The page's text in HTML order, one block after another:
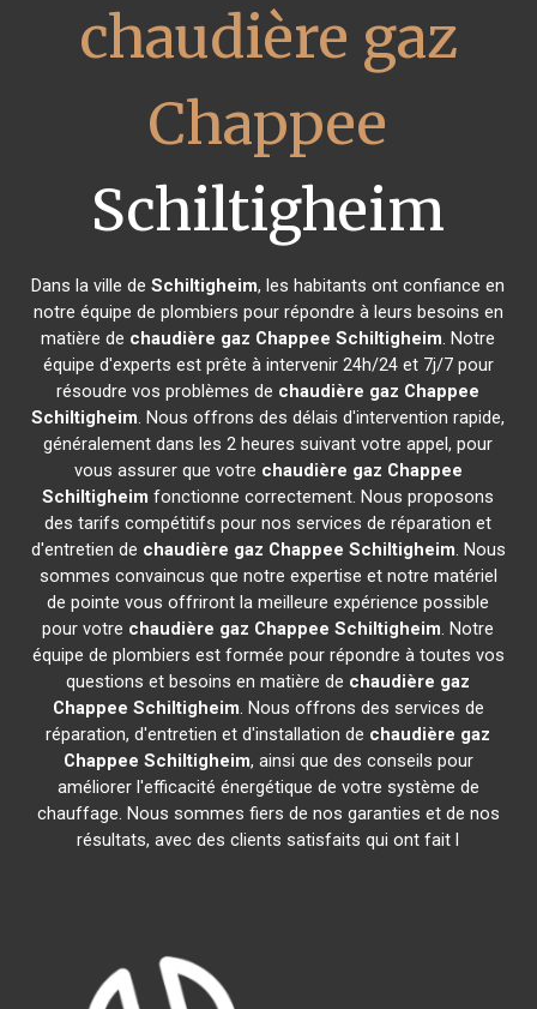
chaudière gaz
Chappee
Schiltigheim
Dans la ville deSchiltigheim, les habitants ont confiance en
notre équipe de plombiers pour répondre à leurs besoins en
matière de chaudière gaz Chappee Schiltigheim. Notre
équipe d'experts est prête à intervenir 24h/24 et 7j/7 pour
résoudre vos problèmes de chaudière gaz Chappee
Schiltigheim. Nous offrons des délais d'intervention rapide,
généralement dans les 2 heures suivant votre appel, pour
vous assurer que votre chaudière gaz Chappee
Schiltigheim fonctionne correctement. Nous proposons
des tarifs compétitifs pour nos services de réparation et
d'entretien de chaudière gaz Chappee Schiltigheim. Nous
sommes convaincus que notre expertise et notre matériel
de pointe vous offriront la meilleure expérience possible
pour votre chaudière gaz Chappee Schiltigheim. Notre
équipe de plombiers est formée pour répondre à toutes vos
questions et besoins en matière de chaudière gaz
Chappee Schiltigheim. Nous offrons des services de
réparation, d'entretien et d'installation de chaudière gaz
Chappee Schiltigheim, ainsi que des conseils pour
améliorer l'efficacité énergétique de votre système de
chauffage. Nous sommes fiers de nos garanties et de nos
résultats, avec des clients satisfaits qui ont fait l